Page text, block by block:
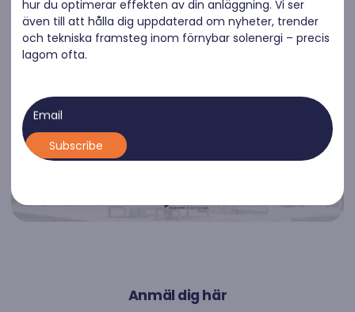
Anmäl dig här
hur du optimerar effekten av din anläggning. Vi ser
även till att hålla dig uppdaterad om nyheter, trender
och tekniska framsteg inom förnybar solenergi – precis
lagom ofta.
Email